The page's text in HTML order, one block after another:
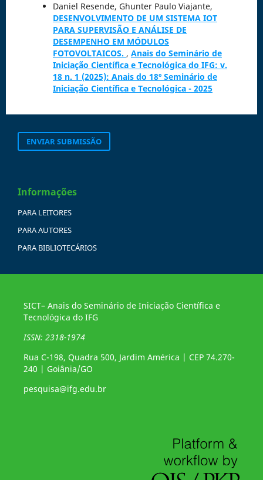
Daniel Resende, Ghunter Paulo Viajante,
DESENVOLVIMENTO DE UM SISTEMA IOT
PARA SUPERVISÃO E ANÁLISE DE
DESEMPENHO EM MÓDULOS
FOTOVOLTAICOS. , Anais do Seminário de
Iniciação Científica e Tecnológica do IFG: v.
18 n. 1 (2025): Anais do 18º Seminário de
Iniciação Científica e Tecnológica - 2025
ENVIAR SUBMISSÃO
Informações
PARA LEITORES
PARA AUTORES
PARA BIBLIOTECÁRIOS
SICT– Anais do Seminário de Iniciação Científica e
Tecnológica do IFG
ISSN: 2318-1974
Rua C-198, Quadra 500, Jardim América | CEP 74.270-
240 | Goiânia/GO
pesquisa@ifg.edu.br